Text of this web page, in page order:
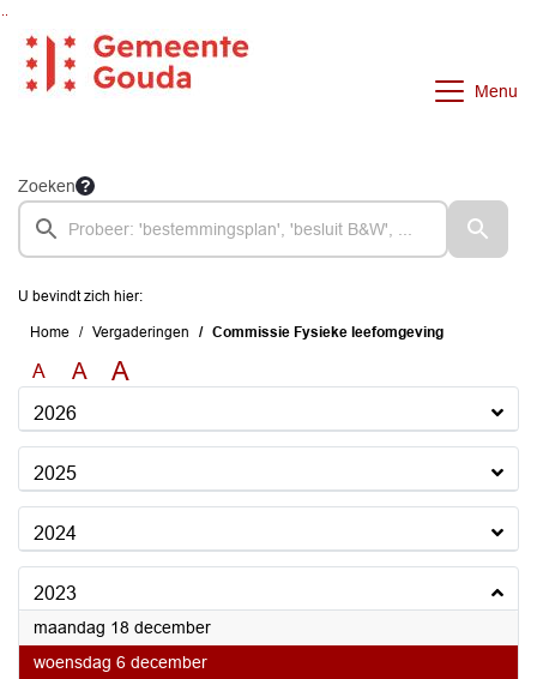
Ga naar de inhoud van deze pagina
Menu
Zoeken
U bevindt zich hier:
Home Vergaderingen Commissie Fysieke leefomgeving
A A A
2026
2025
2024
2023
maandag 18 december2023
woensdag 6 december2023